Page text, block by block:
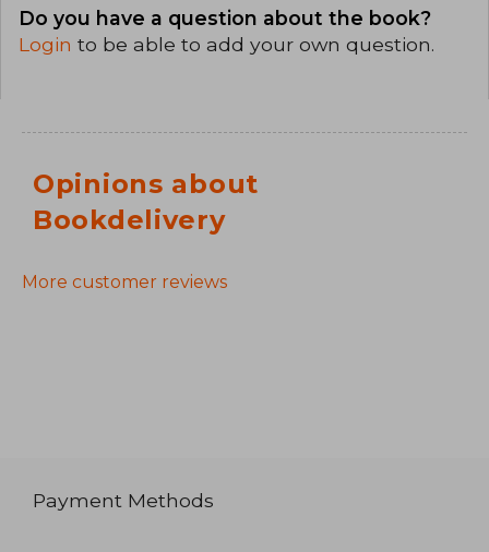
Do you have a question about the book?
Login to be able to add your own question.
Opinions about
Bookdelivery
More customer reviews
Payment Methods